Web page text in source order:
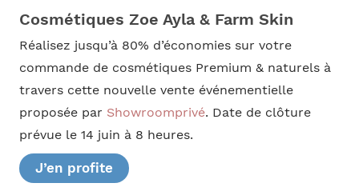
Cosmétiques Zoe Ayla & Farm Skin
Réalisez jusqu’à 80% d’économies sur votre
commande de cosmétiques Premium & naturels à
travers cette nouvelle vente événementielle
proposée par Showroomprivé. Date de clôture
prévue le 14 juin à 8 heures.
J’en profite